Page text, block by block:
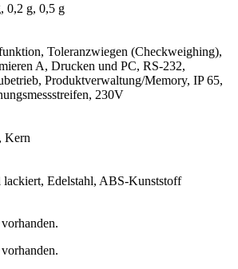
0,2 g, 0,5 g
Toleranzwiegen (Checkweighing),
A, Drucken und PC, RS-232,
Produktverwaltung/Memory, IP 65,
230V
Kern
lackiert, Edelstahl, ABS-Kunststoff